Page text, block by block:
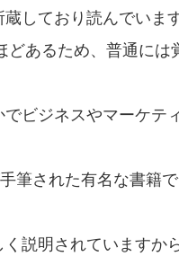
しており読んでいます
あるため、普通には
ビジネスやマーケテ
筆された有名な書籍で
説明されていますか